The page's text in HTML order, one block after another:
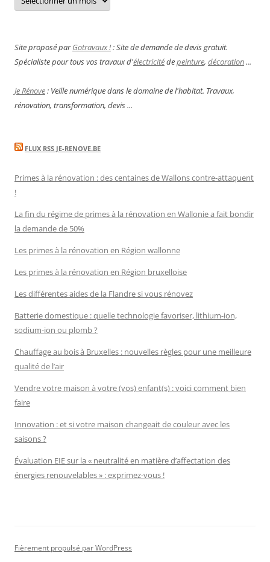
Site proposé parGotravaux !: Site de demande de devis gratuit.
Spécialiste pour tous vos travaux d'électricitédepeinture, décoration...
Je Rénove: Veille numérique dans le domaine de l'habitat. Travaux,
rénovation, transformation, devis ...
FLUX RSS JE-RENOVE.BE
Primes à la rénovation : des centaines de Wallons contre-attaquent
!
La fin du régime de primes à la rénovation en Wallonie a fait bondir
la demande de 50%
Les primes à la rénovation en Région wallonne
Les primes à la rénovation en Région bruxelloise
Les différentes aides de la Flandre si vous rénovez
Batterie domestique : quelle technologie favoriser, lithium-ion,
sodium-ion ou plomb ?
Chauffage au bois à Bruxelles : nouvelles règles pour une meilleure
qualité de l’air
Vendre votre maison à votre (vos) enfant(s) : voici comment bien
faire
Innovation : et si votre maison changeait de couleur avec les
saisons ?
Évaluation EIE sur la « neutralité en matière d’affectation des
énergies renouvelables » : exprimez-vous !
Fièrement propulsé par WordPress